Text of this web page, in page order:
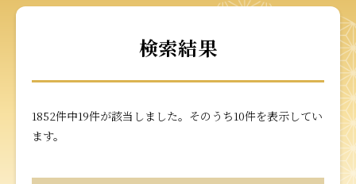
検索結果
1852件中19件が該当しました。そのうち10件を表示してい
ます。